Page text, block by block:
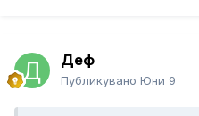
Деф
Публикувано Юни 9